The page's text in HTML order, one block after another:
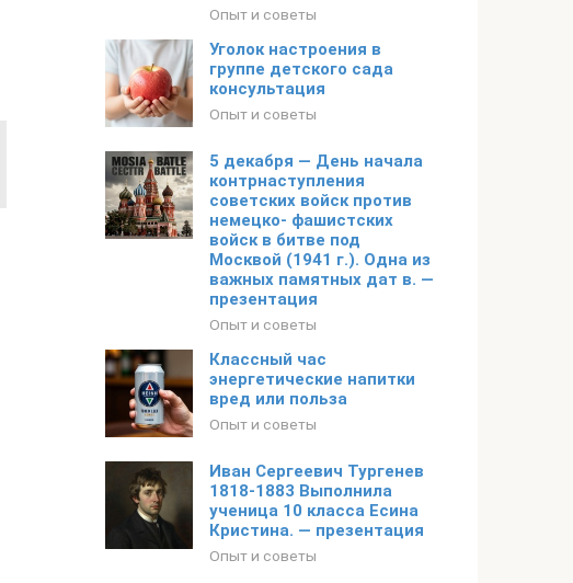
Опыт и советы
Уголок настроения в
группе детского сада
консультация
Опыт и советы
5 декабря — День начала
контрнаступления
советских войск против
немецко- фашистских
войск в битве под
Москвой (1941 г.). Одна из
важных памятных дат в. —
презентация
Опыт и советы
Классный час
энергетические напитки
вред или польза
Опыт и советы
Иван Сергеевич Тургенев
1818-1883 Выполнила
ученица 10 класса Есина
Кристина. — презентация
Опыт и советы